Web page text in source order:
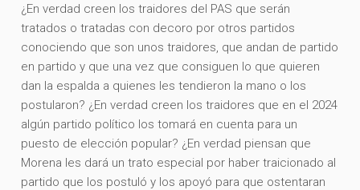
¿En verdad creen los traidores del PAS que serán
tratados o tratadas con decoro por otros partidos
conociendo que son unos traidores, que andan de partido
en partido y que una vez que consiguen lo que quieren
dan la espalda a quienes les tendieron la mano o los
postularon? ¿En verdad creen los traidores que en el 2024
algún partido político los tomará en cuenta para un
puesto de elección popular? ¿En verdad piensan que
Morena les dará un trato especial por haber traicionado al
partido que los postuló y los apoyó para que ostentaran